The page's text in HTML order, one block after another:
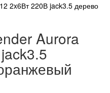
2x6Вт 220В jack3.5 дерево
Aurora